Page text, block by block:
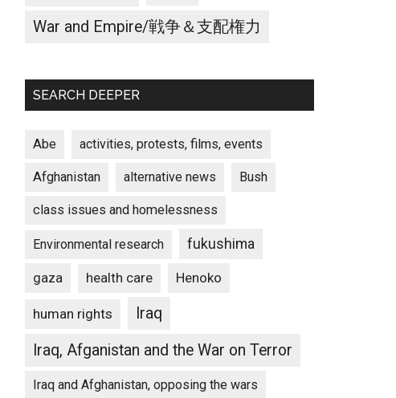
War and Empire/戦争＆支配権力
SEARCH DEEPER
Abe activities, protests, films, events
Afghanistan alternative news Bush
class issues and homelessness
Environmental research fukushima
gaza health care Henoko
human rights
Iraq
Iraq, Afganistan and the War on Terror
Iraq and Afghanistan, opposing the wars